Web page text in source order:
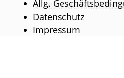
Allg.
Datenschutz
Impressum
© 2026